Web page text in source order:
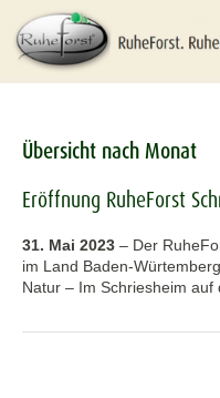
Übersicht nach Monat
Eröffnung RuheForst
31. Mai 2023 – Der
im Land Baden-
Natur – Im Schriesheim auf